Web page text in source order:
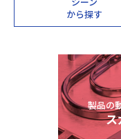
から探す
製品の